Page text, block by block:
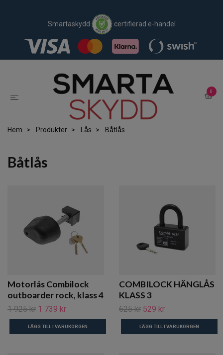
Smartaskydd certifierad e-handel
0
Hem Produkter Lås Båtlås
Båtlås
Motorlås Combilock
outboarder rock, klass 4
1 925 kr 1 739 kr
COMBILOCK HÄNGLÅS
KLASS 3
625 kr 529 kr